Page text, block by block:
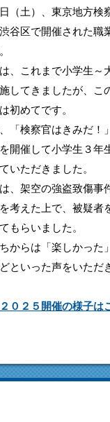
（土）、東京地方検
谷区で開催された職
、これまで小学生～
してきましたが、こ
初めてです。
「検察官はきみだ！
開催して小学生３年
いただきました。
、架空の強盗致傷事
考えた上で、被疑者
もらいました。
からは「楽しかった
といった声をいただ
０２５開催の様子